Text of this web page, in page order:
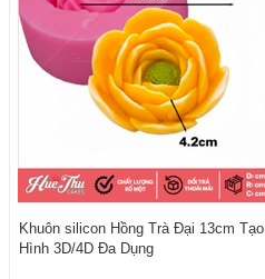
Khuôn silicon Hồng Trà Đại 13cm Tạo
Hình 3D/4D Đa Dụng